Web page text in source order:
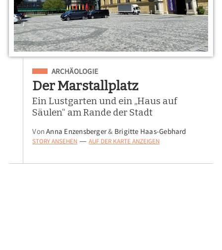
Eingeordnet unter
ARCHÄOLOGIE
Der Marstallplatz
Ein Lustgarten und ein „Haus auf
Säulen“ am Rande der Stadt
VonAnna Enzensberger& Brigitte Haas-Gebhard
STORY ANSEHEN — AUF DER KARTE ANZEIGEN